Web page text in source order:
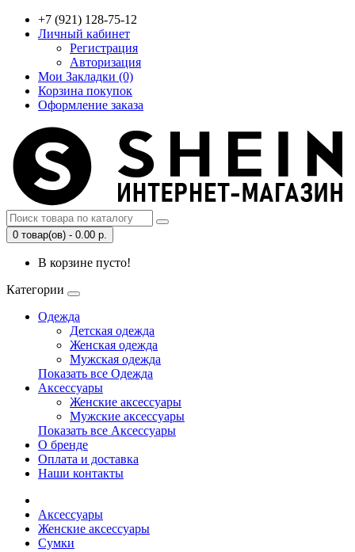
+7 (921) 128-75-12
Личный кабинет
Регистрация
Авторизация
Мои Закладки (0)
Корзина покупок
Оформление заказа
0 товар(ов) - 0.00 р.
В корзине пусто!
Категории
Одежда
Детская одежда
Женская одежда
Мужская одежда
Показать все Одежда
Аксессуары
Женские аксессуары
Мужские аксессуары
Показать все Аксессуары
О бренде
Оплата и доставка
Наши контакты
Аксессуары
Женские аксессуары
Сумки